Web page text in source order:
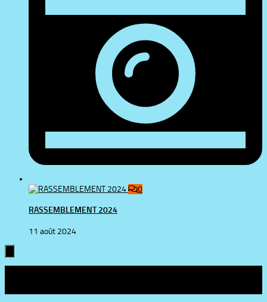
0
RASSEMBLEMENT 2024
11 août 2024